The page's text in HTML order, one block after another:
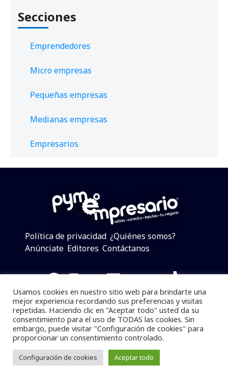
Secciones
Emprendedores
Micro empresas
Pequeñas empresas
Medianas empresas
Empresarios
Política de privacidad ¿Quiénes somos?
Anúnciate Editores Contáctanos
Facebook
Instagram
Twitter
LinkedIn
Telegram
YouTube
TikTok
Pymempresario © 2025 Todos los derechos reservados.
Se prohibe el uso de la información total o parcial sin
dar referencia a la fuente.
Usamos cookies en nuestro sitio web para brindarte una
mejor experiencia recordando sus preferencias y visitas
repetidas. Haciendo clic en "Aceptar todo" usted da su
consentimiento para el uso de TODAS las cookies. Sin
embargo, puede visitar "Configuración de cookies" para
proporcionar un consentimiento controlado.
Configuración de cookies Aceptar todo